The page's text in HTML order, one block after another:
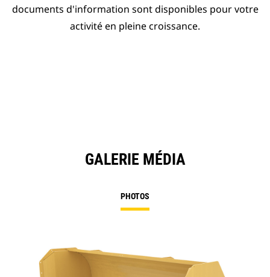
documents d'information sont disponibles pour votre
activité en pleine croissance.
GALERIE MÉDIA
PHOTOS